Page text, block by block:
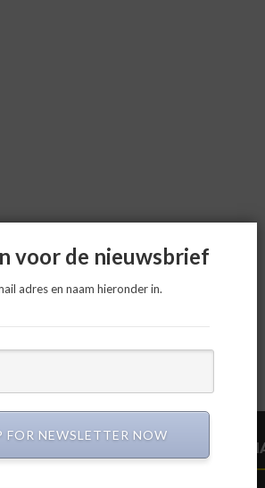
voor de nieuwsbrief
adres en naam hieronder in.
FOR NEWSLETTER NOW